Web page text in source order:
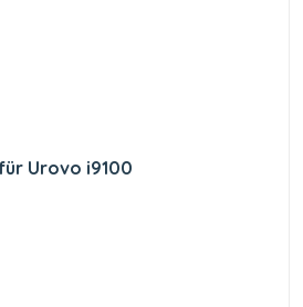
Urovo i9100